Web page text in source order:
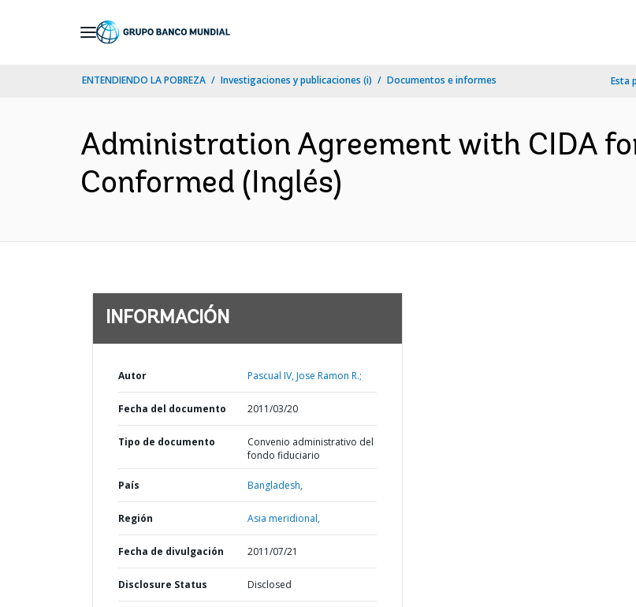
ENTENDIENDO LA POBREZA Investigaciones y publicaciones (i) Documentos e informes Esta
Administration Agreement with CIDA
Conformed (Inglés)
INFORMACIÓN
Autor Pascual IV, Jose Ramon R.;
Fecha del documento 2011/03/20
Tipo de documento
Convenio administrativo del
fondo fiduciario
País Bangladesh,
Región Asia meridional,
Fecha de divulgación 2011/07/21
Disclosure Status Disclosed